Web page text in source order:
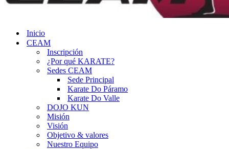
Inicio
CEAM
Inscripción
¿Por qué KARATE?
Sedes CEAM
Sede Principal
Karate Do Páramo
Karate Do Valle
DOJO KUN
Misión
Visión
Objetivo & valores
Nuestro Equipo